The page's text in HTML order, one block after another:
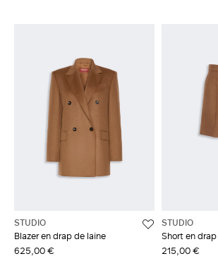
STUDIO
Blazer en drap de laine
625,00 €
STUDIO
Short en
215,00 €